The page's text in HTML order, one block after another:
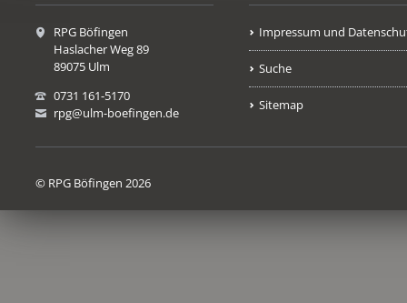
RPG Böfingen
Haslacher Weg 89
89075 Ulm
0731 161-5170
rpg@ulm-boefingen.de
Impressum und
Suche
Sitemap
© RPG Böfingen 2026